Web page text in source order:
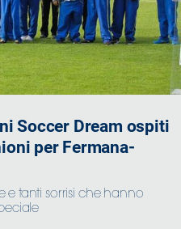
Soccer Dream ospiti
per Fermana-
e tanti sorrisi che hanno